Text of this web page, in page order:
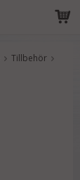
Tillbehör